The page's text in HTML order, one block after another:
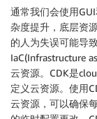
通常我们会使用
杂度提升，底层资
的人为失误可能导
IaC(Infrastructure
云资源。CDK是
定义云资源。使用
云资源，可以确保